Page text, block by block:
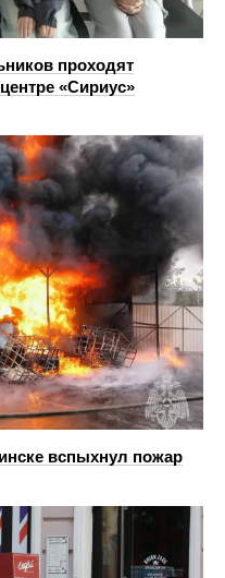
проходят
«Сириус»
вспыхнул пожар